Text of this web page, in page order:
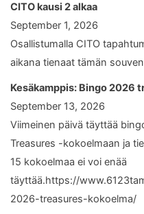
CITO kausi 2 alkaa
September 1, 2026
Osallistumalla CITO
aikana tienaat tämän
Kesäkamppis: Bingo 2026
September 13, 2026
Viimeinen päivä täyttää
Treasures -kokoelmaan ja
15 kokoelmaa ei voi enää
täyttää.https://
2026-treasures-kokoelma/